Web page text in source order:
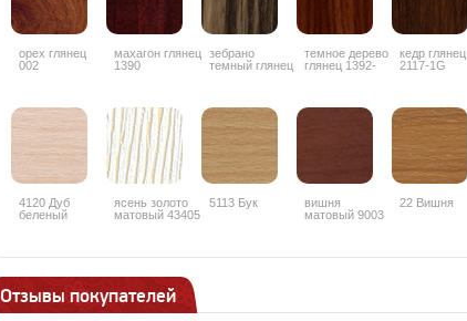
орех глянец
002
махагон глянец
1390
зебрано
темный глянец
темное дерево
глянец 1392-
кедр глянец
2117-1G
4120 Дуб
беленый
ясень золото
матовый 43405
5113 Бук
вишня
матовый 9003
22 Вишня
Отзывы покупателей